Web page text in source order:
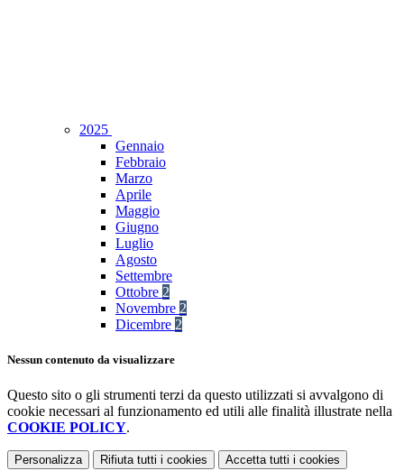
2025
Gennaio
Febbraio
Marzo
Aprile
Maggio
Giugno
Luglio
Agosto
Settembre
Ottobre 2
Novembre 2
Dicembre 2
Nessun contenuto da visualizzare
Questo sito o gli strumenti terzi da questo utilizzati si avvalgono di
cookie necessari al funzionamento ed utili alle finalità illustrate nella
COOKIE POLICY.
Personalizza Rifiuta tutti i cookies Accetta tutti i cookies